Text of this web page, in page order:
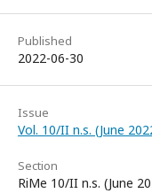
Published
2022-06-30
Issue
Vol. 10/II n.s. (June
Section
RiMe 10/II n.s. (June